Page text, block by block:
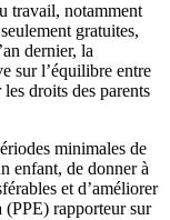
travail, notamment
gratuites,
dernier, la
sur l’équilibre entre
droits des parents
minimales de
enfant, de donner à
et d’améliorer
rapporteur sur